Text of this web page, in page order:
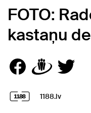
FOTO:
kastaņu
1188.lv